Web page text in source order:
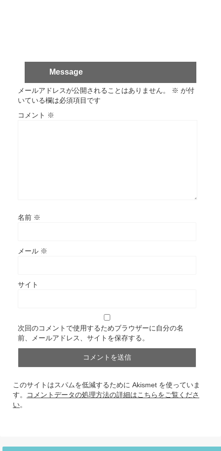
Message
メールアドレスが公開されることはありません。 ※ が付
いている欄は必須項目です
コメント ※
名前 ※
メール ※
サイト
次回のコメントで使用するためブラウザーに自分の名
前、メールアドレス、サイトを保存する。
このサイトはスパムを低減するために Akismet を使っていま
す。
コメントデータの処理方法の詳細はこちらをご覧くださ
い。